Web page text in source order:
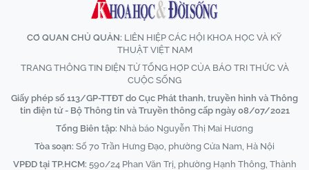
CƠ QUAN CHỦ QUẢN: LIÊN HIỆP CÁC HỘI KHOA HỌC VÀ KỸ
THUẬT VIỆT NAM
TRANG THÔNG TIN ĐIỆN TỬ TỔNG HỢP CỦA BÁO TRI THỨC VÀ
CUỘC SỐNG
Giấy phép số 113/GP-TTĐT do Cục Phát thanh, truyền hình và Thông
tin điện tử - Bộ Thông tin và Truyền thông cấp ngày 08/07/2021
Tổng Biên tập: Nhà báo Nguyễn Thị Mai Hương
Tòa soạn: Số 70 Trần Hưng Đạo, phường Cửa Nam, Hà Nội
VPĐD tại TP.HCM: 590/24 Phan Văn Trị, phường Hạnh Thông, Thành